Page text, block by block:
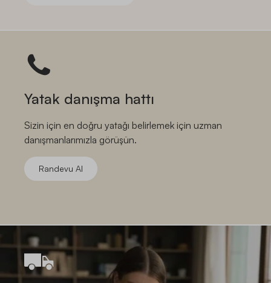
Yatak danışma hattı
Sizin için en doğru yatağı belirlemek için uzman
danışmanlarımızla görüşün.
Randevu Al